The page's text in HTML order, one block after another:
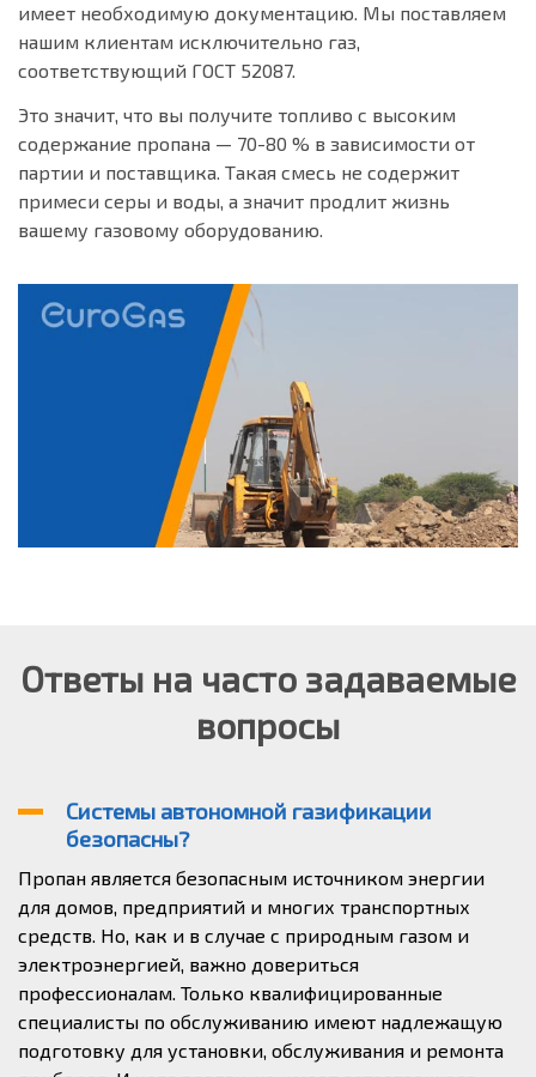
имеет необходимую документацию. Мы поставляем
нашим клиентам исключительно газ,
соответствующий ГОСТ 52087.
Это значит, что вы получите топливо с высоким
содержание пропана — 70-80 % в зависимости от
партии и поставщика. Такая смесь не содержит
примеси серы и воды, а значит продлит жизнь
вашему газовому оборудованию.
Ответы на часто задаваемые
вопросы
Системы автономной газификации
безопасны?
Пропан является безопасным источником энергии
для домов, предприятий и многих транспортных
средств. Но, как и в случае с природным газом и
электроэнергией, важно довериться
профессионалам. Только квалифицированные
специалисты по обслуживанию имеют надлежащую
подготовку для установки, обслуживания и ремонта